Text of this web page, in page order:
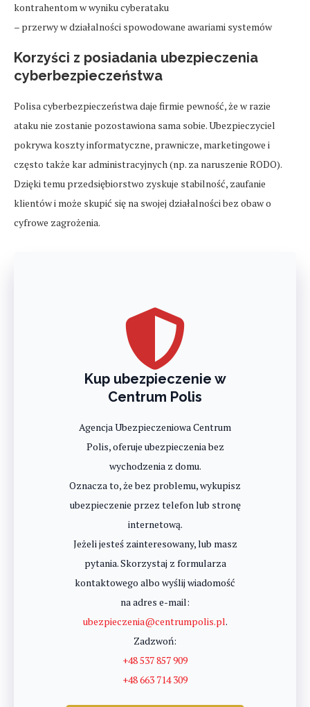
kontrahentom w wyniku cyberataku
– przerwy w działalności spowodowane awariami systemów
Korzyści z posiadania ubezpieczenia
cyberbezpieczeństwa
Polisa cyberbezpieczeństwa daje firmie pewność, że w razie
ataku nie zostanie pozostawiona sama sobie. Ubezpieczyciel
pokrywa koszty informatyczne, prawnicze, marketingowe i
często także kar administracyjnych (np. za naruszenie RODO).
Dzięki temu przedsiębiorstwo zyskuje stabilność, zaufanie
klientów i może skupić się na swojej działalności bez obaw o
cyfrowe zagrożenia.
Kup ubezpieczenie w
Centrum Polis
Agencja Ubezpieczeniowa Centrum
Polis, oferuje ubezpieczenia bez
wychodzenia z domu.
Oznacza to, że bez problemu, wykupisz
ubezpieczenie przez telefon lub stronę
internetową.
Jeżeli jesteś zainteresowany, lub masz
pytania. Skorzystaj z formularza
kontaktowego albo wyślij wiadomość
na adres e-mail:
ubezpieczenia@centrumpolis.pl.
Zadzwoń:
+48 537 857 909
+48 663 714 309